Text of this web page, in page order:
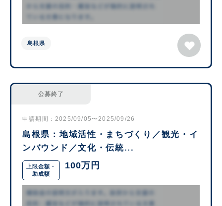
島根県
公募終了
申請期間：2025/09/05〜2025/09/26
島根県：地域活性・まちづくり／観光・イ
ンバウンド／文化・伝統...
上限金額・
助成額
100万円